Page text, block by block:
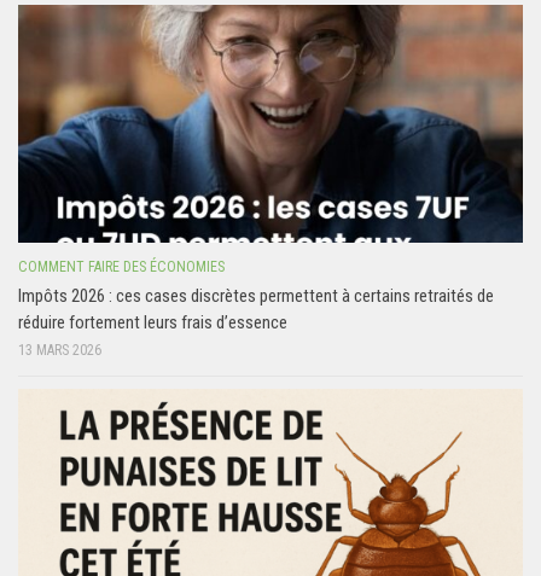
COMMENT FAIRE DES ÉCONOMIES
Impôts 2026 : ces cases discrètes permettent à certains retraités de
réduire fortement leurs frais d’essence
13 MARS 2026